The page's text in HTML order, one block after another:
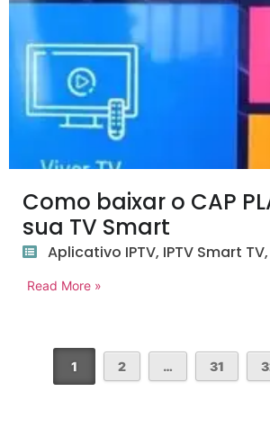
Como baixar o CAP
sua TV Smart
Aplicativo IPTV, IPTV Smart TV,
Read More »
1 2 … 31